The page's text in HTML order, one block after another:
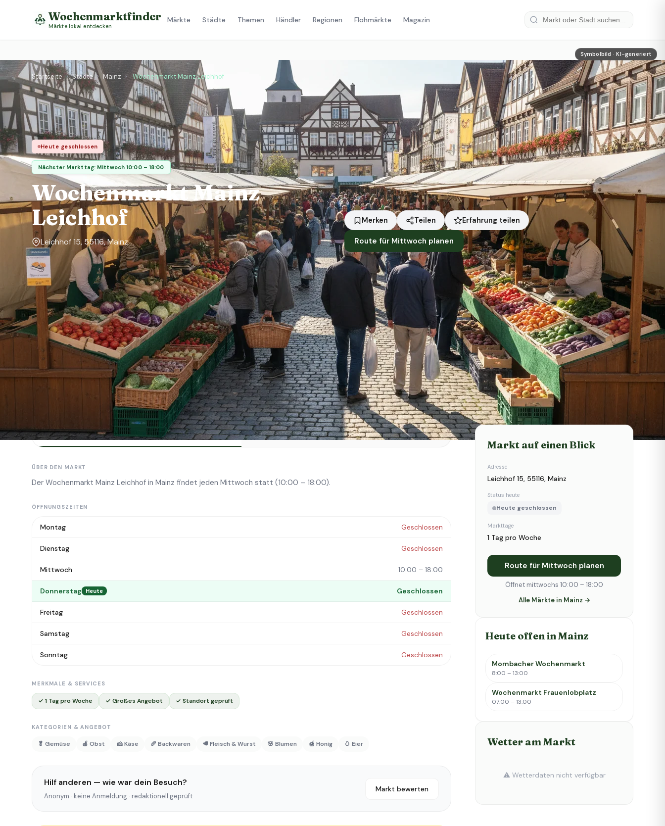
Wochenmarktfinder
Märkte lokal entdecken
Märkte Städte Themen Händler Regionen Flohmärkte Magazin
Symbolbild · KI-generiert
Startseite › Städte › Mainz › Wochenmarkt Mainz Leichhof
Heute geschlossen
Nächster Markttag: Mittwoch 10:00 – 18:00
Wochenmarkt Mainz
Leichhof
Leichhof 15, 55116, Mainz
Merken Teilen Erfahrung teilen
Route für Mittwoch planen
Symbolbild · KI-generiert
Markttage Standort
Mainz
Status heute
Heute geschlossen
Über den Markt Händler
ÜBER DEN MARKT
Der Wochenmarkt Mainz Leichhof in Mainz findet jeden Mittwoch statt (10:00 – 18:00).
ÖFFNUNGSZEITEN
Montag Geschlossen
Dienstag Geschlossen
Mittwoch 10:00 – 18:00
Donnerstag Heute Geschlossen
Freitag Geschlossen
Samstag Geschlossen
Sonntag Geschlossen
MERKMALE & SERVICES
✓ 1 Tag pro Woche ✓ Großes Angebot ✓ Standort geprüft
KATEGORIEN & ANGEBOT
🥬 Gemüse 🍎 Obst 🧀 Käse 🥖 Backwaren 🥩 Fleisch & Wurst 🌸 Blumen 🍯 Honig 🥚 Eier
Hilf anderen — wie war dein Besuch?
Anonym · keine Anmeldung · redaktionell geprüft
Markt bewerten
Markt auf einen Blick
Adresse
Leichhof 15, 55116, Mainz
Status heute
Heute geschlossen
Markttage
1 Tag pro Woche
Route für Mittwoch planen
Öffnet mittwochs 10:00 – 18:00
Alle Märkte in Mainz →
Heute offen in Mainz
Mombacher Wochenmarkt
8:00 – 13:00
Wochenmarkt Frauenlobplatz
07:00 – 13:00
Wetter am Markt
⚠️ Wetterdaten nicht verfügbar